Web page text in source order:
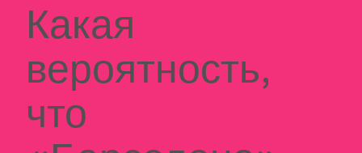
Какая
вероятность,
что